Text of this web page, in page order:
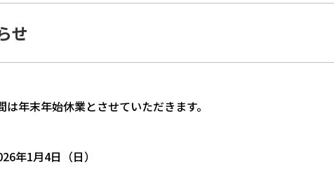
せ
年末年始休業とさせていただきます。
年1月4日（日）